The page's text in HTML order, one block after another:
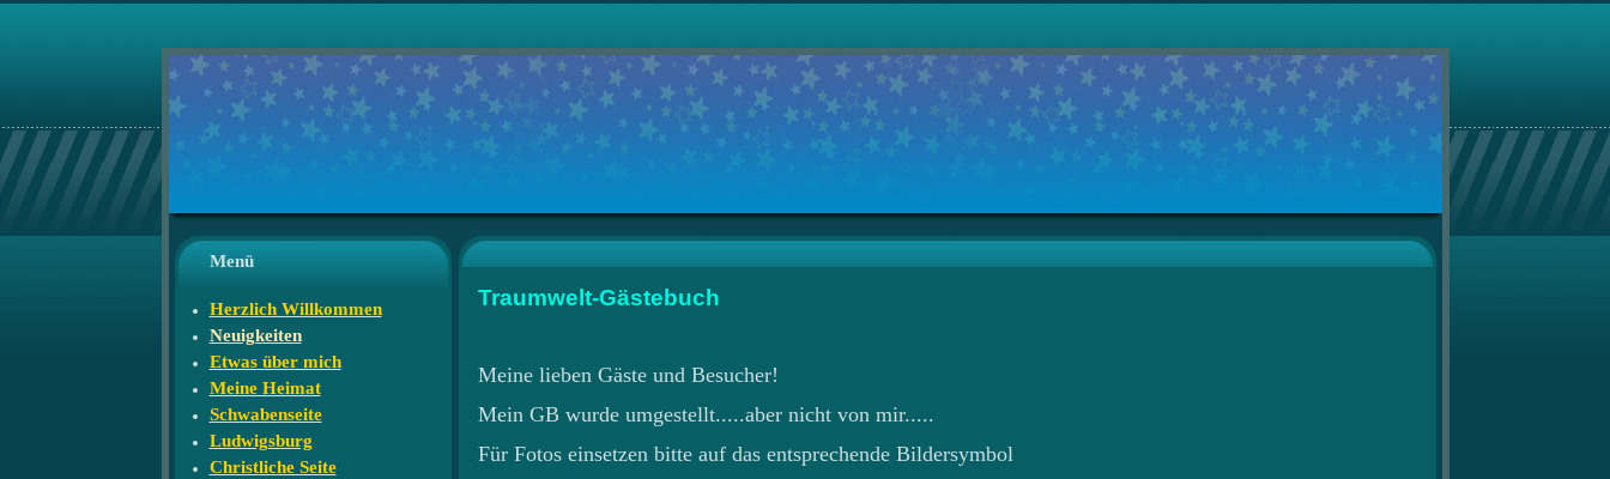
Menü
Herzlich Willkommen
Neuigkeiten
Etwas über mich
Meine Heimat
Schwabenseite
Ludwigsburg
Christliche Seite
Traumwelt-Gästebuch
Meine lieben Gäste und Besucher!
Mein GB wurde umgestellt.....aber nicht von mir.....
Für Fotos einsetzen bitte auf das entsprechende Bildersymbol